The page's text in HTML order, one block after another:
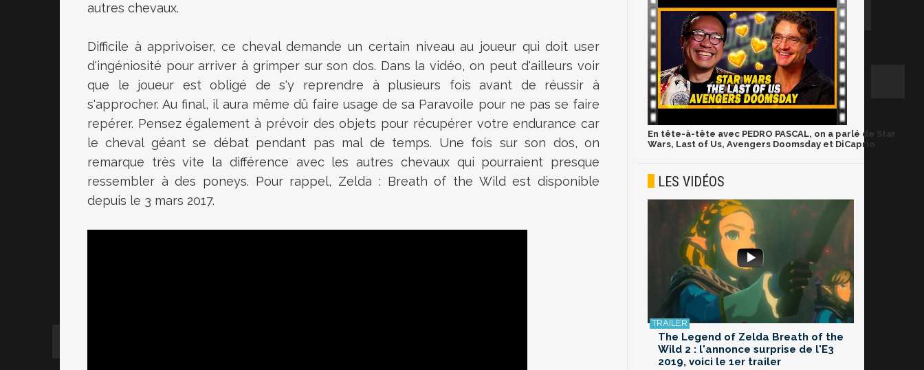
autres chevaux.
Difficile à apprivoiser, ce cheval demande un certain niveau au joueur qui doit user
d'ingéniosité pour arriver à grimper sur son dos. Dans la vidéo, on peut d'ailleurs voir
que le joueur est obligé de s'y reprendre à plusieurs fois avant de réussir à
s'approcher. Au final, il aura même dû faire usage de sa Paravoile pour ne pas se faire
repérer. Pensez également à prévoir des objets pour récupérer votre endurance car
le cheval géant se débat pendant pas mal de temps. Une fois sur son dos, on
remarque très vite la différence avec les autres chevaux qui pourraient presque
ressembler à des poneys. Pour rappel, Zelda : Breath of the Wild est disponible
depuis le 3 mars 2017.
En tête-à-tête avec PEDRO PASCAL, on a parlé de Star
Wars, Last of Us, Avengers Doomsday et DiCaprio
LES VIDÉOS
The Legend of Zelda Breath of the
Wild 2 : l'annonce surprise de l'E3
2019, voici le 1er trailer